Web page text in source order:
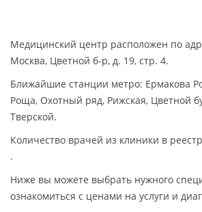
Медицинский центр расположен по
Москва, Цветной б-р, д. 19, стр. 4.
Ближайшие станции метро: Ермакова
Роща, Охотный ряд, Рижская, Цветной
Тверской.
Количество врачей из клиники в
.
Ниже вы можете выбрать нужного
ознакомиться с ценами на услуги и